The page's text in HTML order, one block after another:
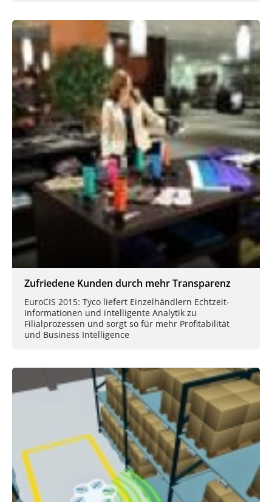
Zufriedene Kunden durch mehr Transparenz
EuroCIS 2015: Tyco liefert Einzelhändlern Echtzeit-
Informationen und intelligente Analytik zu
Filialprozessen und sorgt so für mehr Profitabilität
und Business Intelligence